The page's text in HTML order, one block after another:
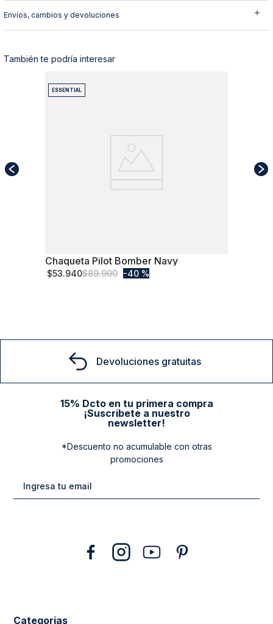
Envíos, cambios y devoluciones
También te podría interesar
S
ESSENTIAL
Chaqueta Pilot Bomber Navy
$53.940$89.900 40 %
Devoluciones gratuitas
15% Dcto en tu primera compra
¡Suscribete a nuestro
newsletter!
*Descuento no acumulable con otras
promociones
Categorias